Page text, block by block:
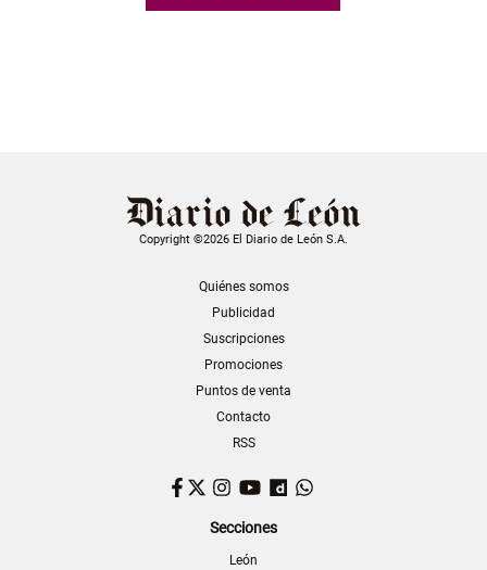
Copyright ©2026 El Diario de León S.A.
Quiénes somos
Publicidad
Suscripciones
Promociones
Puntos de venta
Contacto
RSS
Facebook
TwitterInstagram
YouTubeDailymotion
Secciones
León